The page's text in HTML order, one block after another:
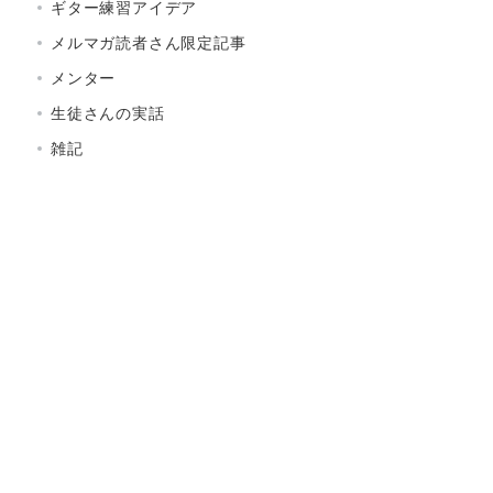
ギター練習アイデア
メルマガ読者さん限定記事
メンター
生徒さんの実話
雑記